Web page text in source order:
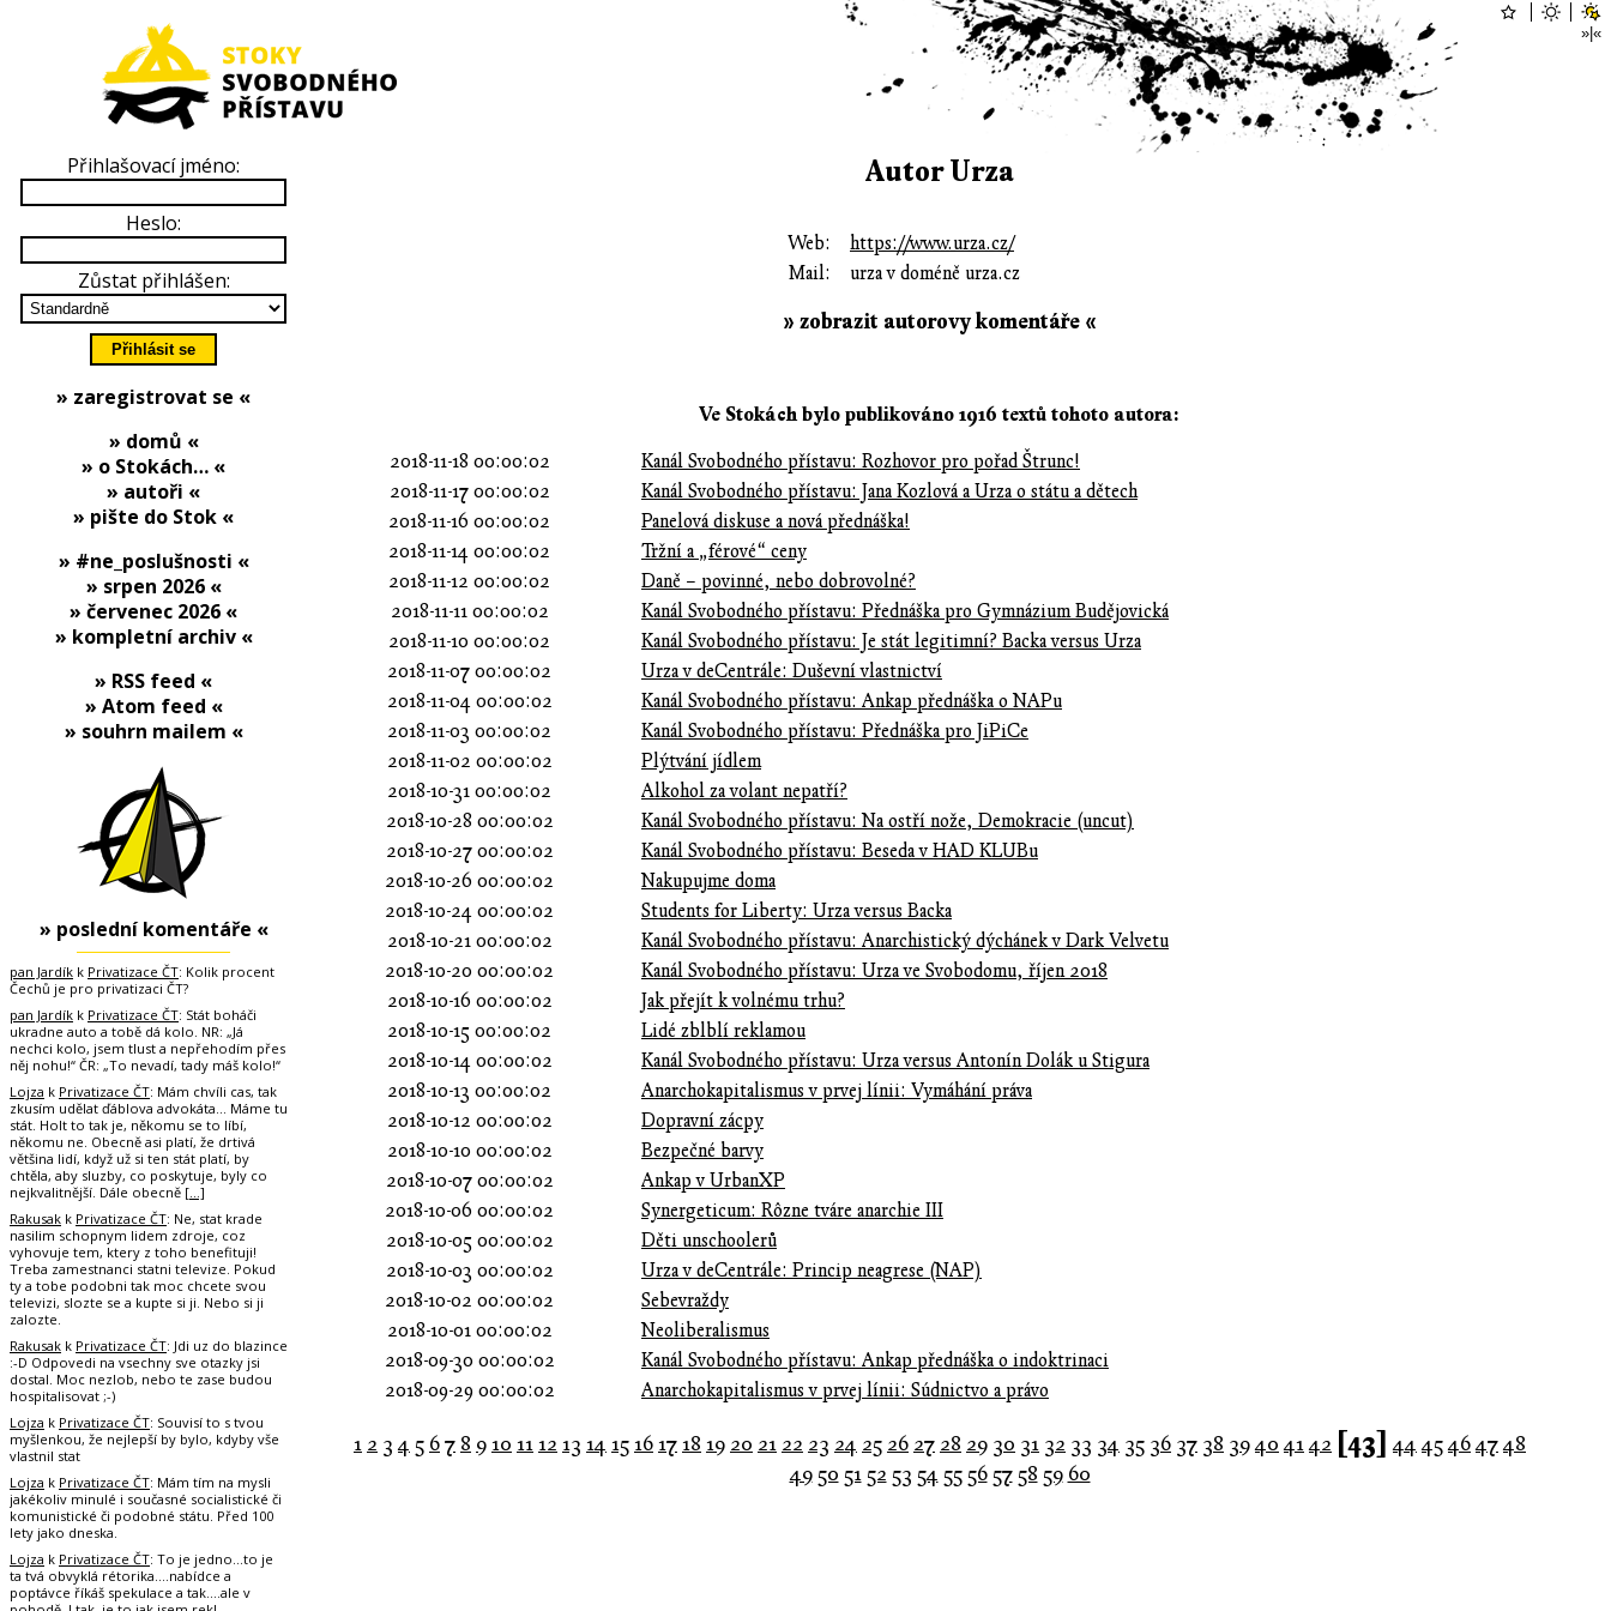
Autor Urza
Web:
https://www.urza.cz/
Mail:
urza v doméně urza.cz
» zobrazit autorovy komentáře «
Ve Stokách bylo publikováno 1916 textů tohoto autora:
2018-11-18 00:00:02
Kanál Svobodného přístavu: Rozhovor pro pořad Štrunc!
2018-11-17 00:00:02
Kanál Svobodného přístavu: Jana Kozlová a Urza o státu a dětech
2018-11-16 00:00:02
Panelová diskuse a nová přednáška!
2018-11-14 00:00:02
Tržní a „férové“ ceny
2018-11-12 00:00:02
Daně – povinné, nebo dobrovolné?
2018-11-11 00:00:02
Kanál Svobodného přístavu: Přednáška pro Gymnázium Budějovická
2018-11-10 00:00:02
Kanál Svobodného přístavu: Je stát legitimní? Backa versus Urza
2018-11-07 00:00:02
Urza v deCentrále: Duševní vlastnictví
2018-11-04 00:00:02
Kanál Svobodného přístavu: Ankap přednáška o NAPu
2018-11-03 00:00:02
Kanál Svobodného přístavu: Přednáška pro JiPiCe
2018-11-02 00:00:02
Plýtvání jídlem
2018-10-31 00:00:02
Alkohol za volant nepatří?
2018-10-28 00:00:02
Kanál Svobodného přístavu: Na ostří nože, Demokracie (uncut)
2018-10-27 00:00:02
Kanál Svobodného přístavu: Beseda v HAD KLUBu
2018-10-26 00:00:02
Nakupujme doma
2018-10-24 00:00:02
Students for Liberty: Urza versus Backa
2018-10-21 00:00:02
Kanál Svobodného přístavu: Anarchistický dýchánek v Dark Velvetu
2018-10-20 00:00:02
Kanál Svobodného přístavu: Urza ve Svobodomu, říjen 2018
2018-10-16 00:00:02
Jak přejít k volnému trhu?
2018-10-15 00:00:02
Lidé zblblí reklamou
2018-10-14 00:00:02
Kanál Svobodného přístavu: Urza versus Antonín Dolák u Stigura
2018-10-13 00:00:02
Anarchokapitalismus v prvej línii: Vymáhání práva
2018-10-12 00:00:02
Dopravní zácpy
2018-10-10 00:00:02
Bezpečné barvy
2018-10-07 00:00:02
Ankap v UrbanXP
2018-10-06 00:00:02
Synergeticum: Rôzne tváre anarchie III
2018-10-05 00:00:02
Děti unschoolerů
2018-10-03 00:00:02
Urza v deCentrále: Princip neagrese (NAP)
2018-10-02 00:00:02
Sebevraždy
2018-10-01 00:00:02
Neoliberalismus
2018-09-30 00:00:02
Kanál Svobodného přístavu: Ankap přednáška o indoktrinaci
2018-09-29 00:00:02
Anarchokapitalismus v prvej línii: Súdnictvo a právo
1 2 3 4 5 67 8 910 1112 13 14 15161718 19 20 21 22 23 24 25 26 27 28 29 30 31 32 33 34 35 36 37 38 3940 4142 [43] 44 45464748
49 50 51 52 53 54 55 56 57 58 59 60
Přihlašovací jméno:
Heslo:
Zůstat přihlášen:
» zaregistrovat se «
» domů «
» o Stokách… «
» autoři «
» pište do Stok «
» #ne_poslušnosti «
» srpen 2026 «
» červenec 2026 «
» kompletní archiv «
» RSS feed «
» Atom feed «
» souhrn mailem «
» poslední komentáře «
pan Jardík k Privatizace ČT: Kolik procent
Čechů je pro privatizaci ČT?
pan Jardík k Privatizace ČT: Stát boháči
ukradne auto a tobě dá kolo. NR: „Já
nechci kolo, jsem tlust a nepřehodím přes
něj nohu!“ ČR: „To nevadí, tady máš kolo!“
Lojza k Privatizace ČT: Mám chvíli cas, tak
zkusím udělat ďáblova advokáta... Máme tu
stát. Holt to tak je, někomu se to líbí,
někomu ne. Obecně asi platí, že drtivá
většina lidí, když už si ten stát platí, by
chtěla, aby sluzby, co poskytuje, byly co
nejkvalitnější. Dále obecně […]
Rakusak k Privatizace ČT: Ne, stat krade
nasilim schopnym lidem zdroje, coz
vyhovuje tem, ktery z toho benefituji!
Treba zamestnanci statni televize. Pokud
ty a tobe podobni tak moc chcete svou
televizi, slozte se a kupte si ji. Nebo si ji
zalozte.
Rakusak k Privatizace ČT: Jdi uz do blazince
:-D Odpovedi na vsechny sve otazky jsi
dostal. Moc nezlob, nebo te zase budou
hospitalisovat ;-)
Lojza k Privatizace ČT: Souvisí to s tvou
myšlenkou, že nejlepší by bylo, kdyby vše
vlastnil stat
Lojza k Privatizace ČT: Mám tím na mysli
jakékoliv minulé i současné socialistické či
komunistické či podobné státu. Před 100
lety jako dneska.
Lojza k Privatizace ČT: To je jedno...to je
ta tvá obvyklá rétorika....nabídce a
poptávce říkáš spekulace a tak....ale v